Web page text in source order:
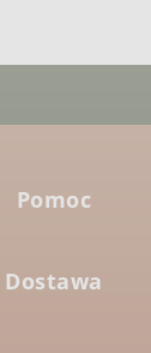
Pomoc
Dostawa